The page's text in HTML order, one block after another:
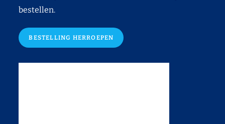
bestellen.
BESTELLING HERROEPEN